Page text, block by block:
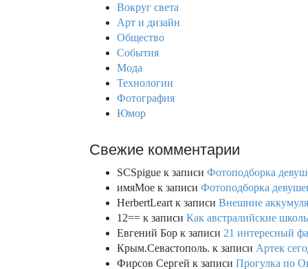
Вокруг света
Арт и дизайн
Общество
События
Мода
Технологии
Фотография
Юмор
Свежие комментарии
SCSpigue к записи Фотоподборка
имяМое к записи Фотоподборка
HerbertLeart к записи Внешние
12== к записи Как австралийские
Евгений Бор к записи 21 интересный
Крым.Севастополь. к записи Артек
Фирсов Сергей к записи Прогулка по